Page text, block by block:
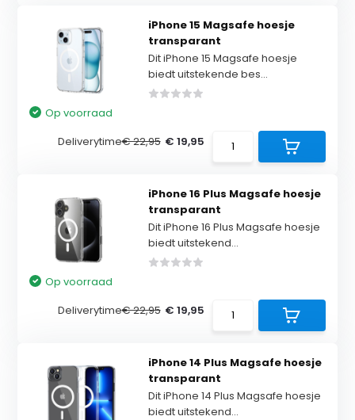
iPhone 15 Magsafe hoesje
transparant
Dit iPhone 15 Magsafe hoesje
biedt uitstekende bes...
Op voorraad
Deliverytime€ 22,95 € 19,95
iPhone 16 Plus Magsafe hoesje
transparant
Dit iPhone 16 Plus Magsafe hoesje
biedt uitstekend...
Op voorraad
Deliverytime€ 22,95 € 19,95
iPhone 14 Plus Magsafe hoesje
transparant
Dit iPhone 14 Plus Magsafe hoesje
biedt uitstekend...